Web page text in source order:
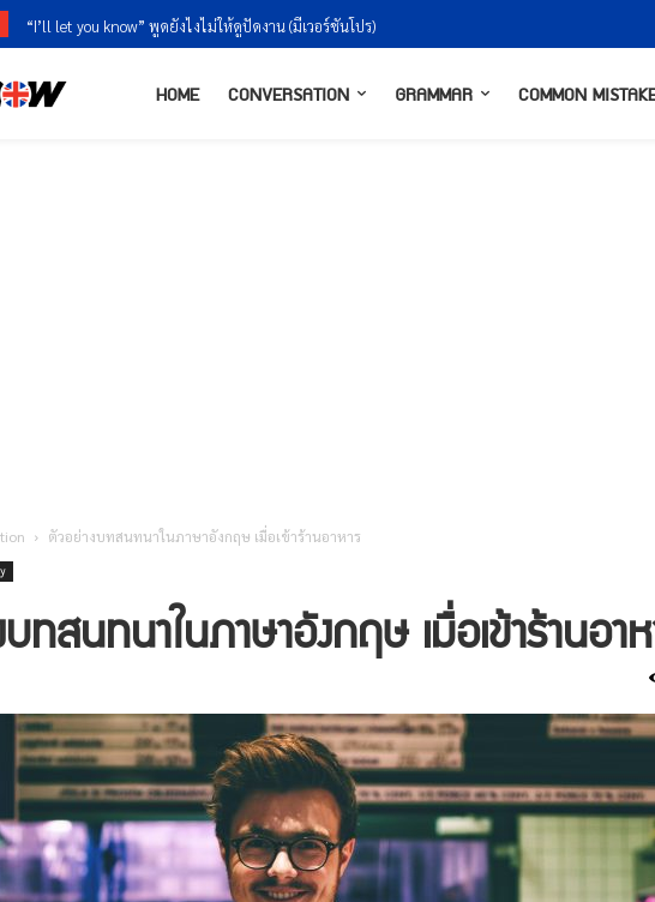
“I’ll let you know” พูดยังไงไม่ให้ดูปัดงาน (มีเวอร์ชันโปร)
“I’m finished” vs “I’m done” ใช้ต่างกันยังไงให้ธรรมชาติ
HOME CONVERSATION GRAMMAR COMMON
ตัวอย่างบทสนทนาในภาษาอังกฤษ เมื่อเข้าร้านอาหาร
ทสนทนาในภาษาอังกฤษ เมื่อเข้าร้านอา